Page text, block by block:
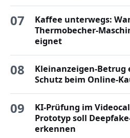
07
Kaffee unterwegs:
Thermobecher-
eignet
08
Kleinanzeigen-Betrug
Schutz beim Online-
09
KI-Prüfung im
Prototyp soll
erkennen